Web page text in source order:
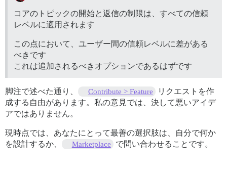
コアのトピックの開始と返信の制限は、すべての信頼
レベルに適用されます
この点において、ユーザー間の信頼レベルに差がある
べきです
これは追加されるべきオプションであるはずです
脚注で述べた通り、 Contribute > Feature
リクエストを作
成する自由があります。私の意見では、決して悪いアイデ
アではありません。
現時点では、あなたにとって最善の選択肢は、自分で何か
を設計するか、
Marketplace で問い合わせることです。